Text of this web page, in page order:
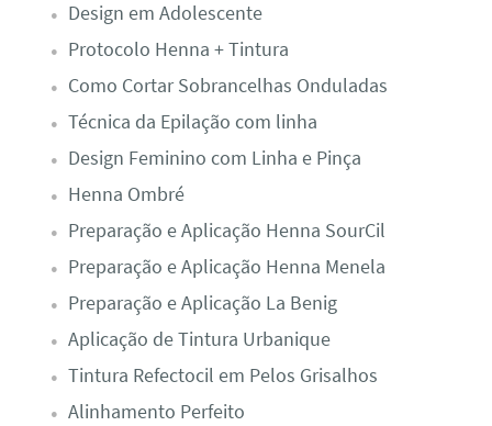
Design em Adolescente
Protocolo Henna + Tintura
Como Cortar Sobrancelhas Onduladas
Técnica da Epilação com linha
Design Feminino com Linha e Pinça
Henna Ombré
Preparação e Aplicação Henna SourCil
Preparação e Aplicação Henna Menela
Preparação e Aplicação La Benig
Aplicação de Tintura Urbanique
Tintura Refectocil em Pelos Grisalhos
Alinhamento Perfeito